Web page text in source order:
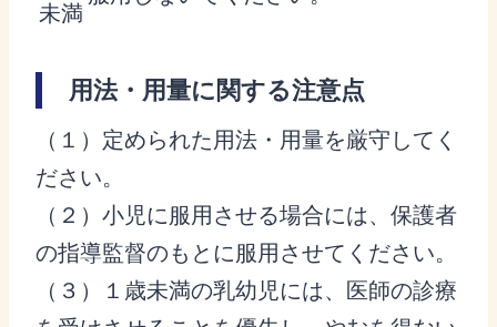
未満
用法・用量に関する注意点
（１）定められた用法・用量を厳守してく
ださい。
（２）小児に服用させる場合には、保護者
の指導監督のもとに服用させてください。
（３）１歳未満の乳幼児には、医師の診療